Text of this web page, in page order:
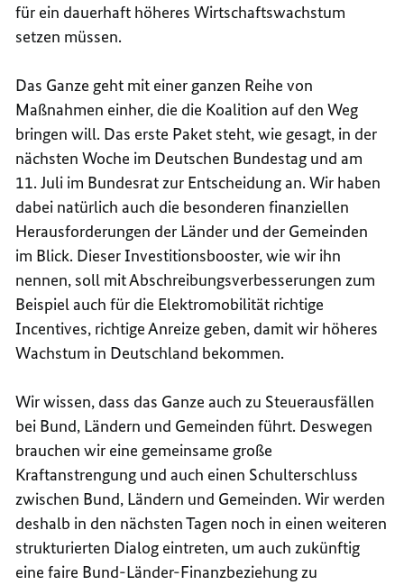
für ein dauerhaft höheres Wirtschaftswachstum
setzen müssen.
Das Ganze geht mit einer ganzen Reihe von
Maßnahmen einher, die die Koalition auf den Weg
bringen will. Das erste Paket steht, wie gesagt, in der
nächsten Woche im Deutschen Bundestag und am
11. Juli im Bundesrat zur Entscheidung an. Wir haben
dabei natürlich auch die besonderen finanziellen
Herausforderungen der Länder und der Gemeinden
im Blick. Dieser Investitionsbooster, wie wir ihn
nennen, soll mit Abschreibungsverbesserungen zum
Beispiel auch für die Elektromobilität richtige
Incentives, richtige Anreize geben, damit wir höheres
Wachstum in Deutschland bekommen.
Wir wissen, dass das Ganze auch zu Steuerausfällen
bei Bund, Ländern und Gemeinden führt. Deswegen
brauchen wir eine gemeinsame große
Kraftanstrengung und auch einen Schulterschluss
zwischen Bund, Ländern und Gemeinden. Wir werden
deshalb in den nächsten Tagen noch in einen weiteren
strukturierten Dialog eintreten, um auch zukünftig
eine faire Bund-Länder-Finanzbeziehung zu